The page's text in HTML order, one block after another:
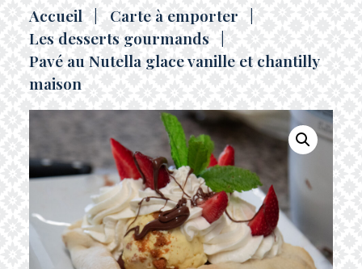
Accueil | Carte à emporter
|
Les desserts gourmands
|
Pavé au Nutella glace vanille et chantilly
maison